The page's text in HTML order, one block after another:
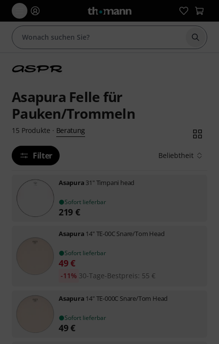
Suche
Asapura Felle für
Pauken/Trommeln
15 Produkte · Beratung
Filter Beliebtheit
Asapura 31" Timpani head
Sofort lieferbar
219 €
Asapura 14" TE-00C Snare/Tom Head
Sofort lieferbar
49€
30-Tage-Bestpreis: 55 €
-11%
Asapura 14" TE-000C Snare/Tom Head
Sofort lieferbar
49€